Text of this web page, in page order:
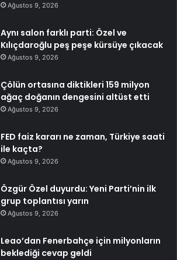
Ağustos 9, 2026
Aynı salon farklı parti: Özel ve
Kılıçdaroğlu peş peşe kürsüye çıkacak
Ağustos 9, 2026
Çölün ortasına diktikleri 159 milyon
ağaç doğanın dengesini altüst etti
Ağustos 9, 2026
FED faiz kararı ne zaman, Türkiye saati
ile kaçta?
Ağustos 9, 2026
Özgür Özel duyurdu: Yeni Parti’nin ilk
grup toplantısı yarın
Ağustos 9, 2026
Leao’dan Fenerbahçe için milyonların
beklediği cevap geldi